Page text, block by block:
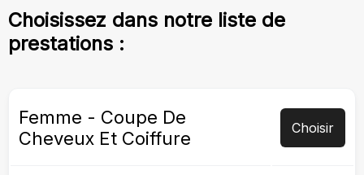
Choisissez dans notre liste de
prestations :
Femme - Coupe De
Cheveux Et Coiffure
Choisir